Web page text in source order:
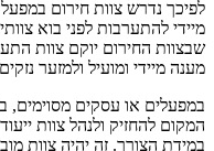
לפיכך נדרש צוות חירום
מיידי להתערבות לפני בוא
שבצוות החירום יוקם צוות
מענה מיידי ומועיל ולמזער
במפעלים או עסקים מסוימים,
המקום להחזיק ולנהל צוות
במידת הצורך. זה יהיה צוות